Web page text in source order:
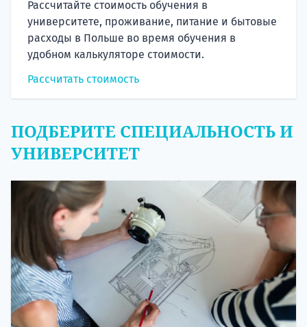
Рассчитайте стоимость обучения в
университете, проживание, питание и бытовые
расходы в Польше во время обучения в
удобном калькуляторе стоимости.
Рассчитать стоимость
ПОДБЕРИТЕ СПЕЦИАЛЬНОСТЬ И
УНИВЕРСИТЕТ